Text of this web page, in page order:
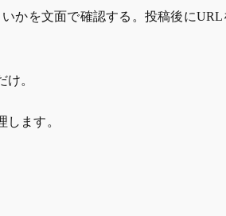
かを文面で確認する。投稿後に
。
ます。